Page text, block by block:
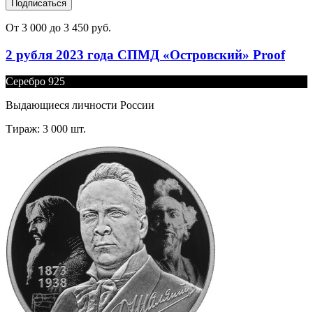
Подписаться
От 3 000 до 3 450 руб.
2 рубля 2023 года СПМД «Островский» Proof
Серебро 925
Выдающиеся личности России
Тираж: 3 000 шт.